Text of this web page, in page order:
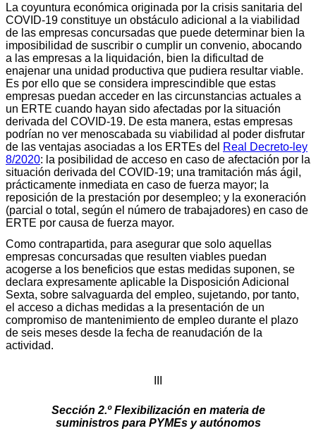
La coyuntura económica originada por la crisis sanitaria del
COVID-19 constituye un obstáculo adicional a la viabilidad
de las empresas concursadas que puede determinar bien la
imposibilidad de suscribir o cumplir un convenio, abocando
a las empresas a la liquidación, bien la dificultad de
enajenar una unidad productiva que pudiera resultar viable.
Es por ello que se considera imprescindible que estas
empresas puedan acceder en las circunstancias actuales a
un ERTE cuando hayan sido afectadas por la situación
derivada del COVID-19. De esta manera, estas empresas
podrían no ver menoscabada su viabilidad al poder disfrutar
de las ventajas asociadas a los ERTEs del Real Decreto-ley
8/2020: la posibilidad de acceso en caso de afectación por la
situación derivada del COVID-19; una tramitación más ágil,
prácticamente inmediata en caso de fuerza mayor; la
reposición de la prestación por desempleo; y la exoneración
(parcial o total, según el número de trabajadores) en caso de
ERTE por causa de fuerza mayor.
Como contrapartida, para asegurar que solo aquellas
empresas concursadas que resulten viables puedan
acogerse a los beneficios que estas medidas suponen, se
declara expresamente aplicable la Disposición Adicional
Sexta, sobre salvaguarda del empleo, sujetando, por tanto,
el acceso a dichas medidas a la presentación de un
compromiso de mantenimiento de empleo durante el plazo
de seis meses desde la fecha de reanudación de la
actividad.
Sección 2.º Flexibilización en materia de
suministros para PYMEs y autónomos